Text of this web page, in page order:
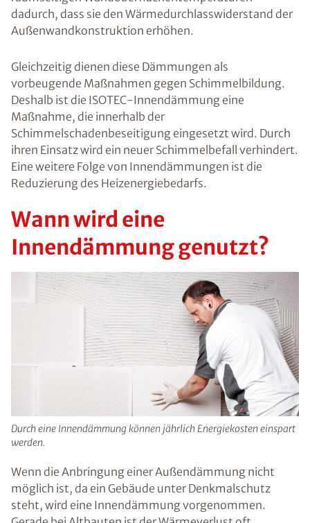
dadurch, dass sie den Wärmedurchlasswiderstand der
Außenwandkonstruktion erhöhen.
Gleichzeitig dienen diese Dämmungen als
vorbeugende Maßnahmen gegen Schimmelbildung.
Deshalb ist die ISOTEC-Innendämmung eine
Maßnahme, die innerhalb der
Schimmelschadenbeseitigung eingesetzt wird. Durch
ihren Einsatz wird ein neuer Schimmelbefall verhindert.
Eine weitere Folge von Innendämmungen ist die
Reduzierung des Heizenergiebedarfs.
Wann wird eine
Innendämmung genutzt?
Durch eine Innendämmung können jährlich Energiekosten einspart
werden.
Wenn die Anbringung einer Außendämmung nicht
möglich ist, da ein Gebäude unter Denkmalschutz
steht, wird eine Innendämmung vorgenommen.